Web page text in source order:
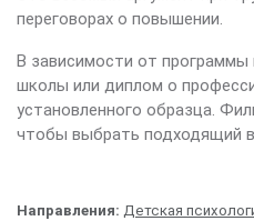
переговорах о повышении.
В зависимости от
школы или диплом о
установленного образца.
чтобы выбрать подходящий
Направления: Детская